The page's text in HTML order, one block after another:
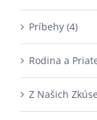
Príbehy (4)
Rodina a
Z Našich